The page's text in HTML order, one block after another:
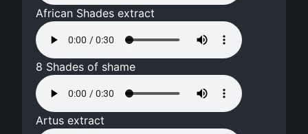
African Shades extract
8 Shades of shame
Artus extract